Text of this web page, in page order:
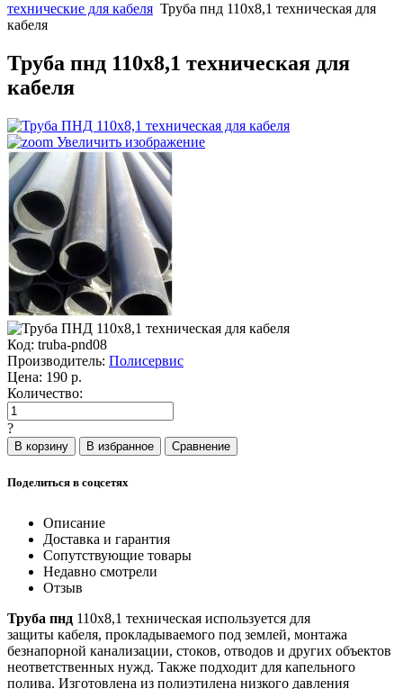
технические для кабеля Труба пнд 110х8,1 техническая для
кабеля
Труба пнд 110х8,1 техническая для
кабеля
Увеличить изображение
Код: truba-pnd08
Производитель: Полисервис
Цена: 190 р.
Количество:
?
Поделиться в соцсетях
Описание
Доставка и гарантия
Сопутствующие товары
Недавно смотрели
Отзыв
Труба пнд 110х8,1 техническая используется для
защиты кабеля, прокладываемого под землей, монтажа
безнапорной канализации, стоков, отводов и других объектов
неответственных нужд. Также подходит для капельного
полива. Изготовлена из полиэтилена низкого давления